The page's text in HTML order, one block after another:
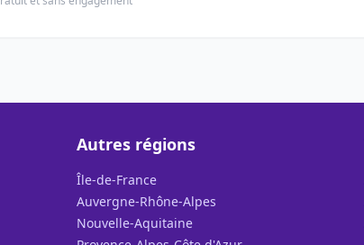
Autres régions
Île-de-France
Auvergne-Rhône-Alpes
Nouvelle-Aquitaine